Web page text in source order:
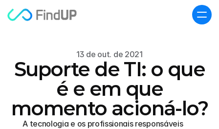
13 de out. de 2021
Suporte de TI: o que
é e em que
momento acioná-lo?
A tecnologia e os profissionais responsáveis